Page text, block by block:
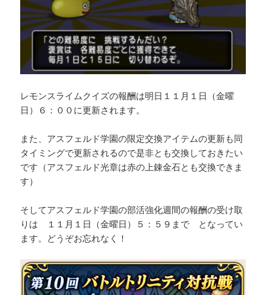
レモンスライムクイズの報酬は明日１１月１日（金曜
日）６：００に更新されます。
また、アスフェルド学園の限定交換アイテムの更新も同
タイミングで更新されるので是非とも交換しておきたい
です（アスフェルド光章は赤の上錬金石とも交換できま
す）
そしてアスフェルド学園の部活強化週間の報酬の受け取
りは １１月１日（金曜日）５：５９まで となってい
ます。どうぞお忘れなく！